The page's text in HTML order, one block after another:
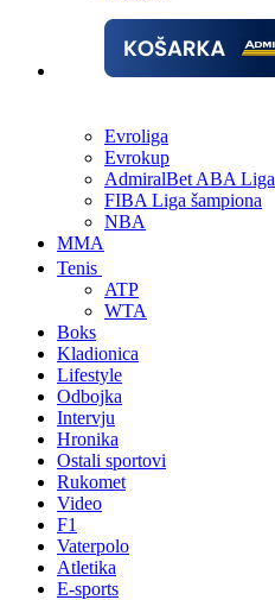
Evroliga
Evrokup
AdmiralBet ABA Liga
FIBA Liga šampiona
NBA
MMA
Tenis
ATP
WTA
Boks
Kladionica
Lifestyle
Odbojka
Intervju
Hronika
Ostali sportovi
Rukomet
Video
F1
Vaterpolo
Atletika
E-sports